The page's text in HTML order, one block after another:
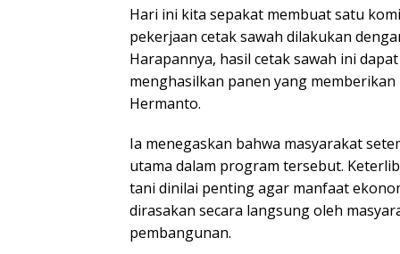
Hari ini kita sepakat membuat satu
pekerjaan cetak sawah dilakukan
Harapannya, hasil cetak sawah ini
menghasilkan panen yang memberikan
Hermanto.
Ia menegaskan bahwa masyarakat
utama dalam program tersebut.
tani dinilai penting agar manfaat
dirasakan secara langsung oleh
pembangunan.